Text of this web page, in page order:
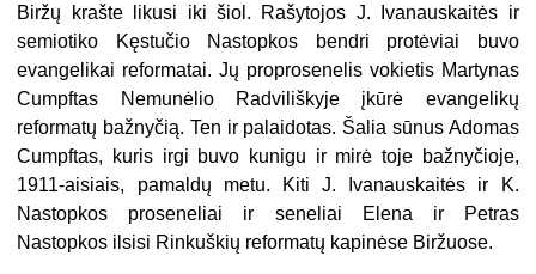
Biržų krašte likusi iki šiol. Rašytojos J. Ivanauskaitės ir
semiotiko Kęstučio Nastopkos bendri protėviai buvo
evangelikai reformatai. Jų proprosenelis vokietis Martynas
Cumpftas Nemunėlio Radviliškyje įkūrė evangelikų
reformatų bažnyčią. Ten ir palaidotas. Šalia sūnus Adomas
Cumpftas, kuris irgi buvo kunigu ir mirė toje bažnyčioje,
1911-aisiais, pamaldų metu. Kiti J. Ivanauskaitės ir K.
Nastopkos proseneliai ir seneliai Elena ir Petras
Nastopkos ilsisi Rinkuškių reformatų kapinėse Biržuose.